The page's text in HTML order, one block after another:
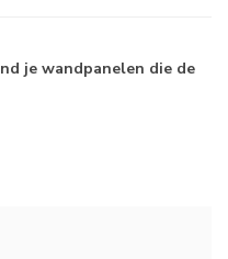
je wandpanelen die de